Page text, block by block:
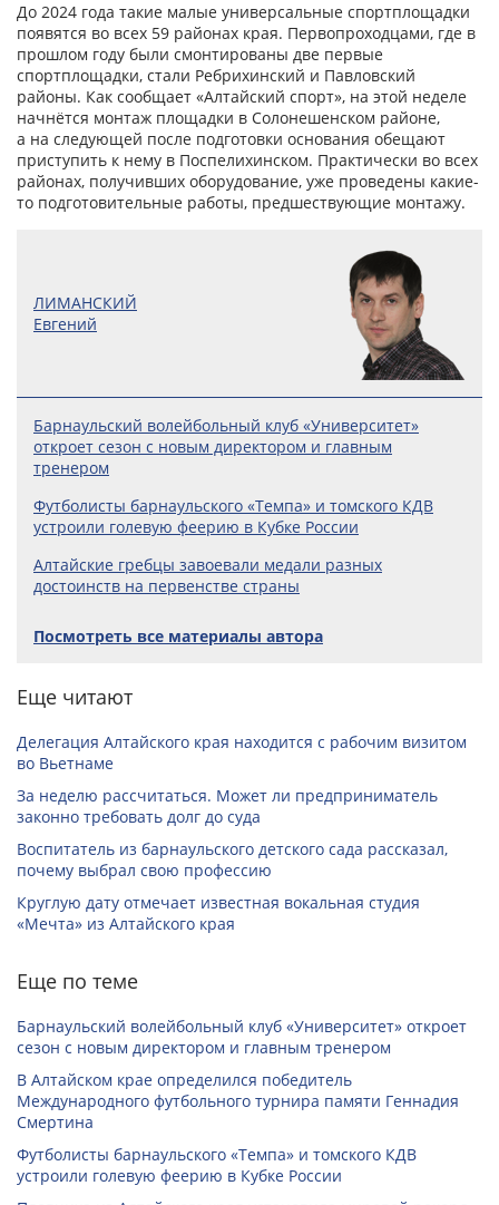
До 2024 года такие малые универсальные спортплощадки
появятся во всех 59 районах края. Первопроходцами, где в
прошлом году были смонтированы две первые
спортплощадки, стали Ребрихинский и Павловский
районы. Как сообщает «Алтайский спорт», на этой неделе
начнётся монтаж площадки в Солонешенском районе,
а на следующей после подготовки основания обещают
приступить к нему в Поспелихинском. Практически во всех
районах, получивших оборудование, уже проведены какие-
то подготовительные работы, предшествующие монтажу.
ЛИМАНСКИЙ
Евгений
Барнаульский волейбольный клуб «Университет»
откроет сезон с новым директором и главным
тренером
Футболисты барнаульского «Темпа» и томского КДВ
устроили голевую феерию в Кубке России
Алтайские гребцы завоевали медали разных
достоинств на первенстве страны
Посмотреть все материалы автора
Еще читают
Делегация Алтайского края находится с рабочим визитом
во Вьетнаме
За неделю рассчитаться. Может ли предприниматель
законно требовать долг до суда
Воспитатель из барнаульского детского сада рассказал,
почему выбрал свою профессию
Круглую дату отмечает известная вокальная студия
«Мечта» из Алтайского края
Еще по теме
Барнаульский волейбольный клуб «Университет» откроет
сезон с новым директором и главным тренером
В Алтайском крае определился победитель
Международного футбольного турнира памяти Геннадия
Смертина
Футболисты барнаульского «Темпа» и томского КДВ
устроили голевую феерию в Кубке России